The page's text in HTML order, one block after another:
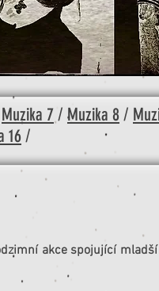
Muzika 7/ Muzika 8/
16/
akce spojující